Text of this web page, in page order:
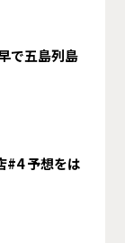
で五島列島
#4 予想をは